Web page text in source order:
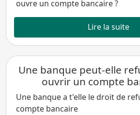
ouvre un compte bancaire ?
Lire la suite
Une banque peut-elle
ouvrir un compte
Une banque a t'elle le droit de
compte bancaire